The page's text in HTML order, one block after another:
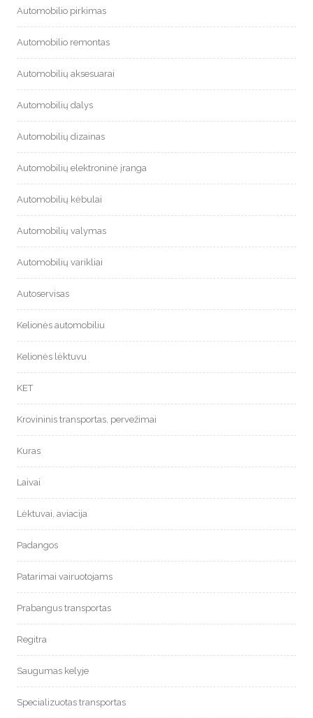
Automobilio pirkimas
Automobilio remontas
Automobilių aksesuarai
Automobilių dalys
Automobilių dizainas
Automobilių elektroninė įranga
Automobilių kėbulai
Automobilių valymas
Automobilių varikliai
Autoservisas
Kelionės automobiliu
Kelionės lėktuvu
KET
Krovininis transportas, pervežimai
Kuras
Laivai
Lėktuvai, aviacija
Padangos
Patarimai vairuotojams
Prabangus transportas
Regitra
Saugumas kelyje
Specializuotas transportas